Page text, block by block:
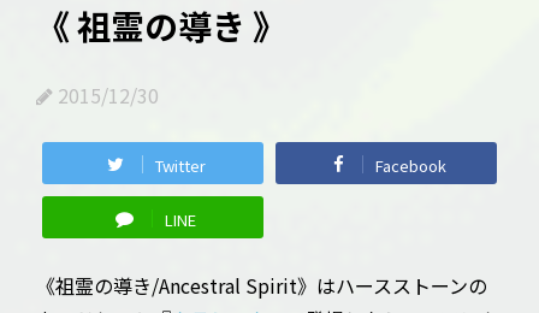
《 祖霊の導き 》
2015/12/30
Twitter Facebook
LINE
《祖霊の導き/Ancestral Spirit》はハースストーンの